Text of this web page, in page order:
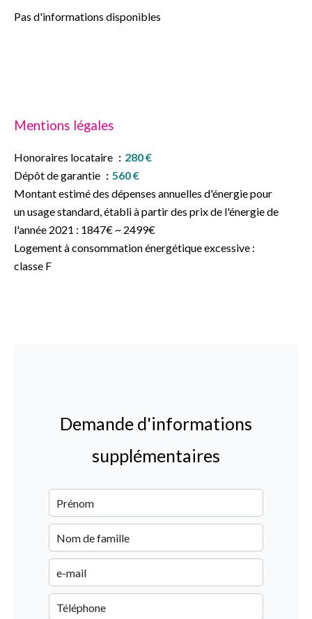
Pas d'informations disponibles
Mentions légales
Honoraires locataire
280 €
Dépôt de garantie
560 €
Montant estimé des dépenses annuelles d'énergie pour
un usage standard, établi à partir des prix de l'énergie de
l'année 2021 : 1847€ ~ 2499€
Logement à consommation énergétique excessive :
classe F
Demande d'informations
supplémentaires